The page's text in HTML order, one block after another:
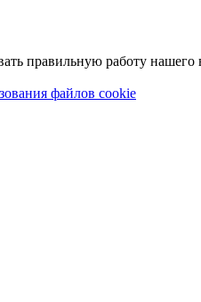
правильную работу нашего
файлов cookie